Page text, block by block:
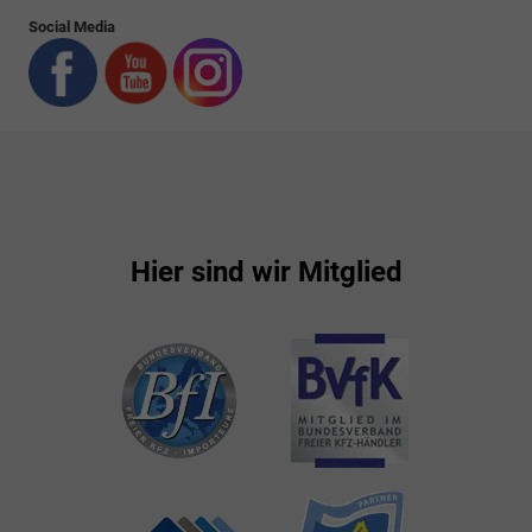
Social Media
Hier sind wir Mitglied